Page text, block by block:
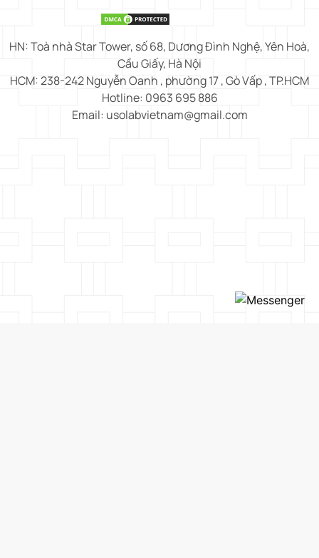
HN: Toà nhà Star Tower, số 68, Dương Đình Nghệ, Yên Hoà,
Cầu Giấy, Hà Nội
HCM: 238-242 Nguyễn Oanh , phường 17 , Gò Vấp , TP.HCM
Hotline: 0963 695 886
Email: usolabvietnam@gmail.com